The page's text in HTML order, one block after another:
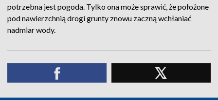
potrzebna jest pogoda. Tylko ona może sprawić, że położone
pod nawierzchnią drogi grunty znowu zaczną wchłaniać
nadmiar wody.